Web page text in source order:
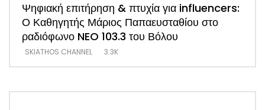
Ψηφιακή επιτήρηση & πτυχία για influencers:
Ο Καθηγητής Μάριος Παπαευσταθίου στο
ραδιόφωνο NEO 103.3 του Βόλου
SKIATHOS CHANNEL 3.3K